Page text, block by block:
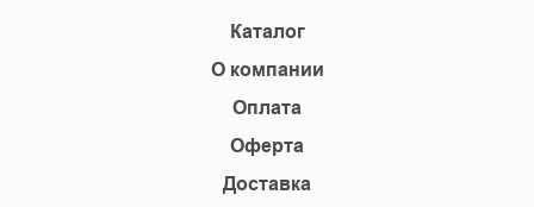
Каталог
О компании
Оплата
Оферта
Доставка